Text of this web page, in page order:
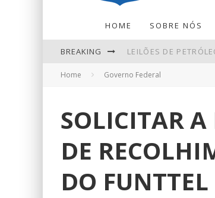
HOME SOBRE NÓS
BREAKING LEILÕES DE
ENTENDA O QUE
NINGUÉM ACERTA
Home Governo Federal
SOLICITAR
DE
DO FUNTTEL